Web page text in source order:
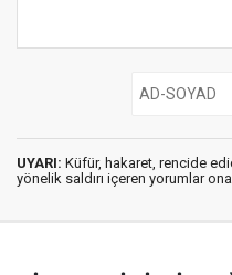
UYARI: Küfür, hakaret, rencide
yönelik saldırı içeren yorumlar